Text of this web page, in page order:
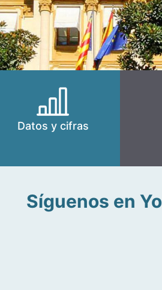
Datos y cifras
Síguenos en